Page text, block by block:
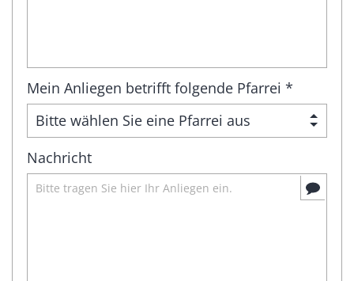
Mein Anliegen betrifft folgende Pfarrei *
Nachricht